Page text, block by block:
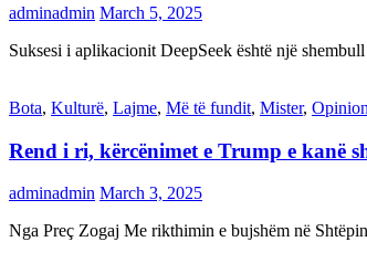
adminadmin March 5, 2025
Suksesi i aplikacionit DeepSeek është një
Bota, Kulturë, Lajme, Më të fundit, Mister,
Rend i ri, kërcënimet e Trump e kanë
adminadmin March 3, 2025
Nga Preç Zogaj Me rikthimin e bujshëm në